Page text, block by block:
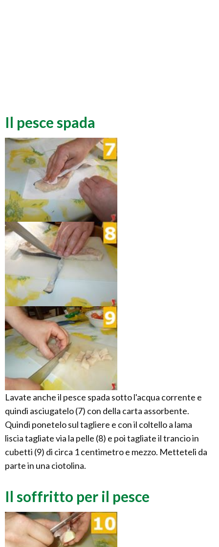
Il pesce spada
Lavate anche il pesce spada sotto l'acqua corrente e
quindi asciugatelo (7) con della carta assorbente.
Quindi ponetelo sul tagliere e con il coltello a lama
liscia tagliate via la pelle (8) e poi tagliate il trancio in
cubetti (9) di circa 1 centimetro e mezzo. Metteteli da
parte in una ciotolina.
Il soffritto per il pesce